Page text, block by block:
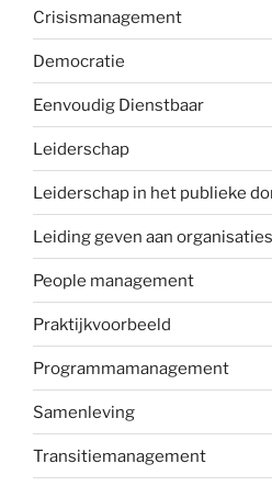
Crisismanagement
Democratie
Eenvoudig Dienstbaar
Leiderschap
Leiderschap in het publieke
Leiding geven aan
People management
Praktijkvoorbeeld
Programmamanagement
Samenleving
Transitiemanagement